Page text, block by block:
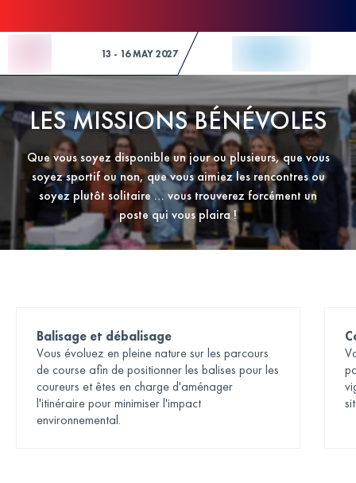
13 - 16 MAY 2027
LES MISSIONS BÉNÉVOLES
Que vous soyez disponible un jour ou plusieurs, que vous
soyez sportif ou non, que vous aimiez les rencontres ou
soyez plutôt solitaire … vous trouverez forcément un
poste qui vous plaira !
Balisage et débalisage
Vous évoluez en pleine nature sur les parcours
de course afin de positionner les balises pour les
coureurs et êtes en charge d'aménager
l'itinéraire pour minimiser l'impact
environnemental.